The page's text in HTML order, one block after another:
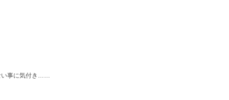
い事に気付き……